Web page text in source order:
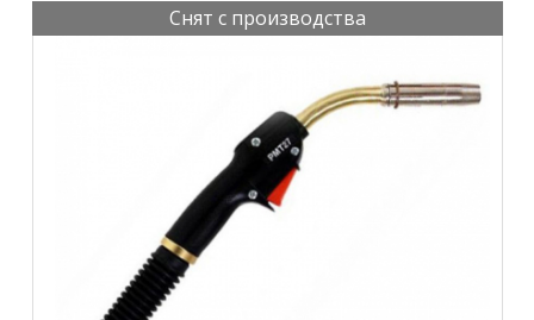
Снят с производства